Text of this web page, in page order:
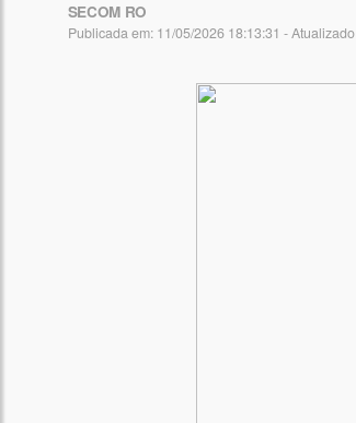
SECOM RO
Publicada em: 11/05/2026 18:13:31 - Atualizado